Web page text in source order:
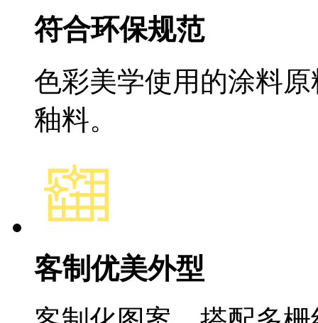
符合环保规范
色彩美学使用的涂料
釉料。
客制优美外型